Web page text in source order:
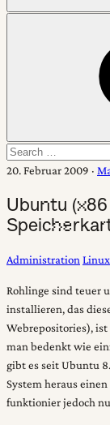
Search
for:
20. Februar 2009 ·
Ubuntu
Administration Linux
Rohlinge sind teuer
installieren, das
Webrepositories),
man bedenkt wie
gibt es seit Ubuntu
System heraus
funktionier jedoch